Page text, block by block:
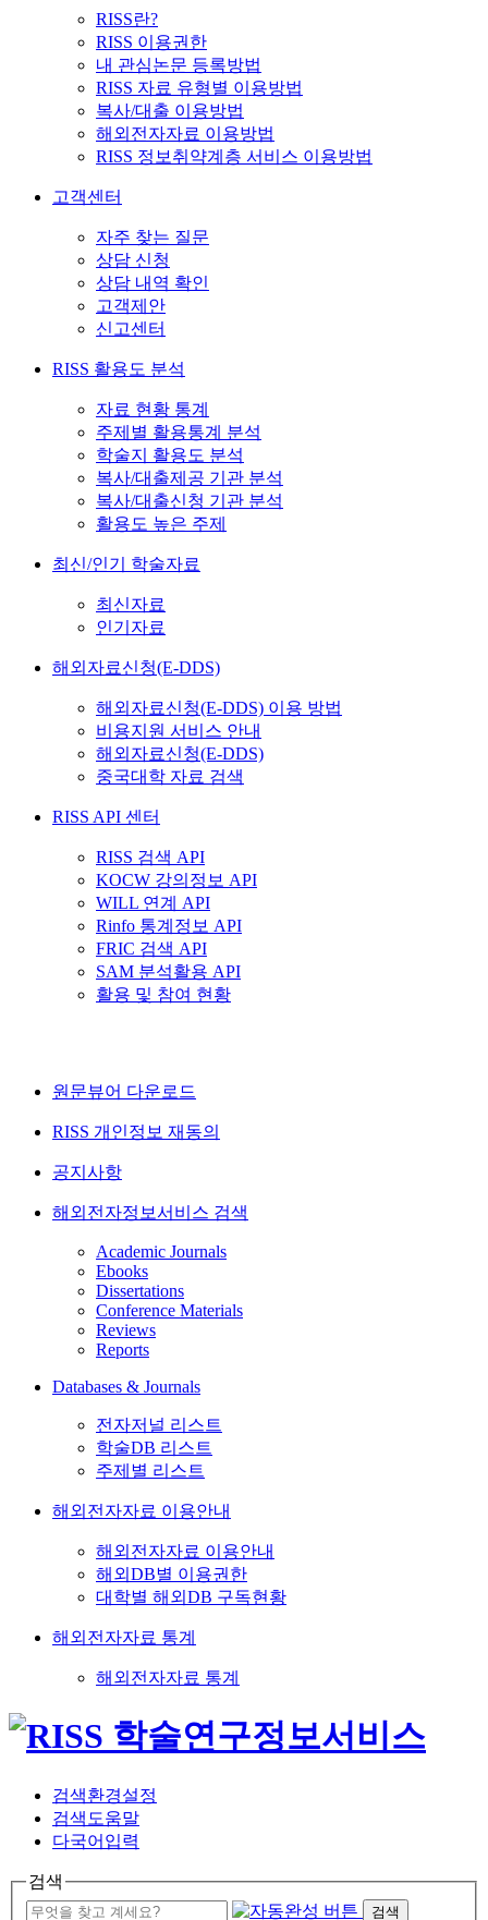
RISS란?
RISS 이용권한
내 관심논문 등록방법
RISS 자료 유형별 이용방법
복사/대출 이용방법
해외전자자료 이용방법
RISS 정보취약계층 서비스 이용방법
고객센터
자주 찾는 질문
상담 신청
상담 내역 확인
고객제안
신고센터
RISS 활용도 분석
자료 현황 통계
주제별 활용통계 분석
학술지 활용도 분석
복사/대출제공 기관 분석
복사/대출신청 기관 분석
활용도 높은 주제
최신/인기 학술자료
최신자료
인기자료
해외자료신청(E-DDS)
해외자료신청(E-DDS) 이용 방법
비용지원 서비스 안내
해외자료신청(E-DDS)
중국대학 자료 검색
RISS API 센터
RISS 검색 API
KOCW 강의정보 API
WILL 연계 API
Rinfo 통계정보 API
FRIC 검색 API
SAM 분석활용 API
활용 및 참여 현황
원문뷰어 다운로드
RISS 개인정보 재동의
공지사항
해외전자정보서비스 검색
Academic Journals
Ebooks
Dissertations
Conference Materials
Reviews
Reports
Databases & Journals
전자저널 리스트
학술DB 리스트
주제별 리스트
해외전자자료 이용안내
해외전자자료 이용안내
해외DB별 이용권한
대학별 해외DB 구독현황
해외전자자료 통계
해외전자자료 통계
검색환경설정
검색도움말
다국어입력
검색
검색